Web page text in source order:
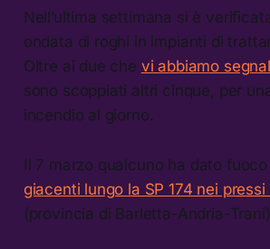
Nell’ultima settimana si è
ondata di roghi in impianti di
Oltre ai due che vi abbiamo
sono scoppiati altri cinque, per
incendio al giorno.
Il 7 marzo qualcuno ha dato fuoco
giacenti lungo la SP 174 nei pressi
(provincia di Barletta-Andria-